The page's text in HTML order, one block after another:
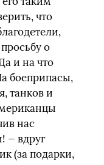
что
о
и на что
боеприпасы,
танков и
нас
— вдруг
(за подарки,